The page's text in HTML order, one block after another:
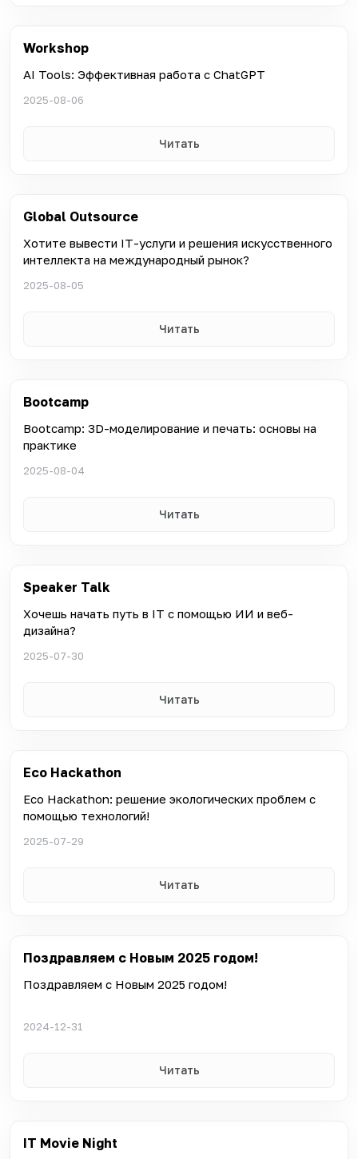
Workshop
AI Tools: Эффективная работа с ChatGPT
2025-08-06
Читать
Global Outsource
Хотите вывести IT-услуги и решения искусственного
интеллекта на международный рынок?
2025-08-05
Читать
Bootcamp
Bootcamp: 3D-моделирование и печать: основы на
практике
2025-08-04
Читать
Speaker Talk
Хочешь начать путь в IT с помощью ИИ и веб-
дизайна?
2025-07-30
Читать
Eco Hackathon
Eco Hackathon: решение экологических проблем с
помощью технологий!
2025-07-29
Читать
Поздравляем с Новым 2025 годом!
Поздравляем с Новым 2025 годом!
2024-12-31
Читать
IT Movie Night